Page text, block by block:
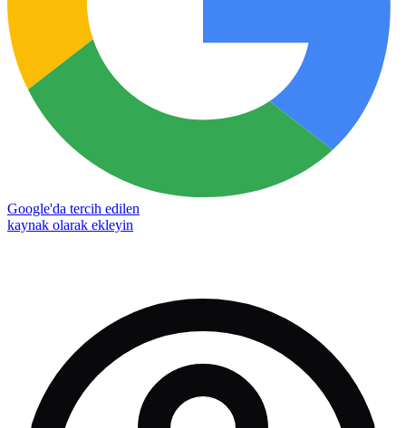
Google'da tercih edilen
kaynak olarak ekleyin